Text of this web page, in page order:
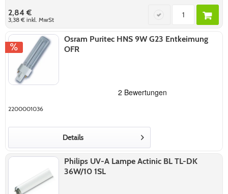
2,84 €
3,38 €inkl. MwSt
Osram Puritec HNS 9W G23 Entkeimung
OFR
2200001036
Details
Philips UV-A Lampe Actinic BL TL-DK
36W/10 1SL